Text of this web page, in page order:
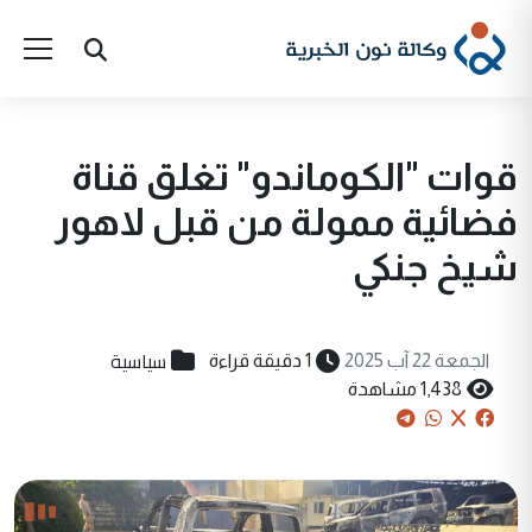
قوات "الكوماندو" تغلق قناة
فضائية ممولة من قبل لاهور
شيخ جنكي
الجمعة 22 آب 2025 1 دقيقة قراءة سياسية
1,438 مشاهدة